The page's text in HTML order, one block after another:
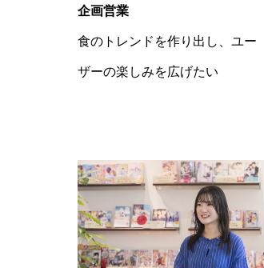
企画営業
食のトレンドを作り出し、ユー
ザーの楽しみを広げたい